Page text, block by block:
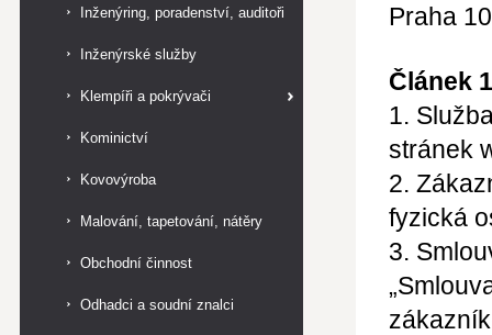
Inženýring, poradenství, auditoři
Inženýrské služby
Klempíři a pokrývači
Kominictví
Kovovýroba
Malování, tapetování, nátěry
Obchodní činnost
Odhadci a soudní znalci
Praha
Článek
1.
stránek
2.
fyzická
3.